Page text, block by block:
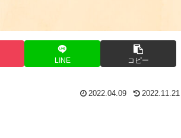
LINE コピー
2022.04.09 2022.11.21